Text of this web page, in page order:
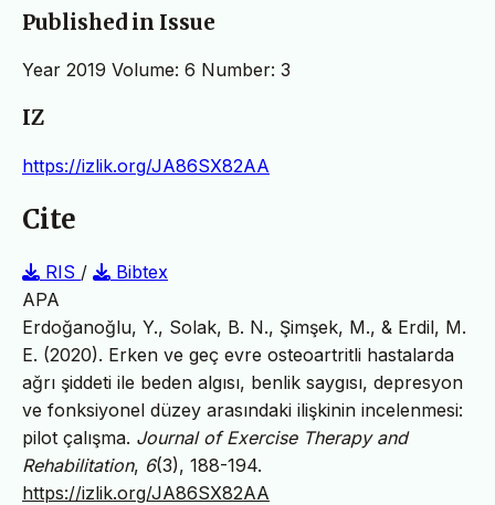
Published in Issue
Year 2019 Volume: 6 Number: 3
IZ
https://izlik.org/JA86SX82AA
Cite
RIS /
Bibtex
APA
Erdoğanoğlu, Y., Solak, B. N., Şimşek, M., & Erdil, M.
E. (2020). Erken ve geç evre osteoartritli hastalarda
ağrı şiddeti ile beden algısı, benlik saygısı, depresyon
ve fonksiyonel düzey arasındaki ilişkinin incelenmesi:
pilot çalışma. Journal of Exercise Therapy and
Rehabilitation, 6(3), 188-194.
https://izlik.org/JA86SX82AA